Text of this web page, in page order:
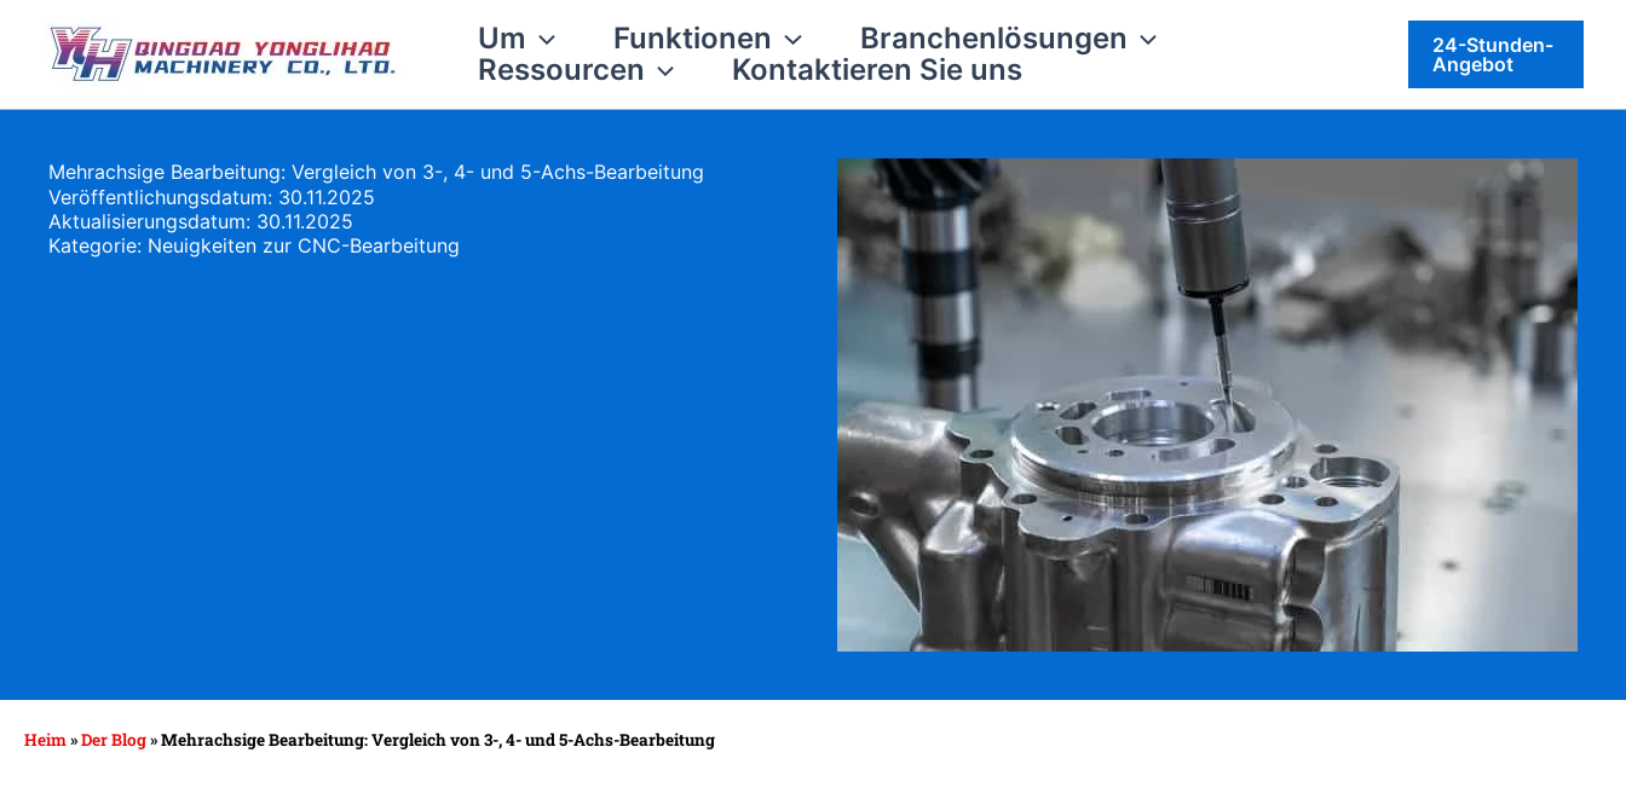
springen
Um Funktionen
Branchenlösungen
Ressourcen
Kontaktieren Sie uns
24-Stunden-
Angebot
Mehrachsige Bearbeitung: Vergleich von 3-, 4- und 5-Achs-Bearbeitung
Veröffentlichungsdatum: 30.11.2025
Aktualisierungsdatum: 30.11.2025
Kategorie: Neuigkeiten zur CNC-Bearbeitung
Heim»Der Blog»Mehrachsige Bearbeitung: Vergleich von 3-, 4- und 5-Achs-Bearbeitung